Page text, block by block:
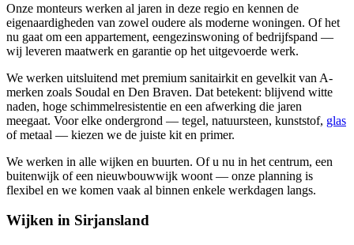
Onze monteurs werken al jaren in deze regio en kennen de
eigenaardigheden van zowel oudere als moderne woningen. Of het
nu gaat om een appartement, eengezinswoning of bedrijfspand —
wij leveren maatwerk en garantie op het uitgevoerde werk.
We werken uitsluitend met premium sanitairkit en gevelkit van A-
merken zoals Soudal en Den Braven. Dat betekent: blijvend witte
naden, hoge schimmelresistentie en een afwerking die jaren
meegaat. Voor elke ondergrond — tegel, natuursteen, kunststof, glas
of metaal — kiezen we de juiste kit en primer.
We werken in alle wijken en buurten. Of u nu in het centrum, een
buitenwijk of een nieuwbouwwijk woont — onze planning is
flexibel en we komen vaak al binnen enkele werkdagen langs.
Wijken in Sirjansland